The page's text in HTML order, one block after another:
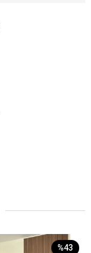
%43